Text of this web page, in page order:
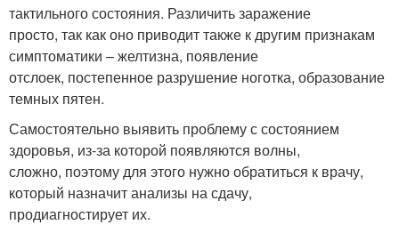
тактильного состояния. Различить заражение
просто, так как оно приводит также к другим признакам
симптоматики – желтизна, появление
отслоек, постепенное разрушение ноготка, образование
темных пятен.
Самостоятельно выявить проблему с состоянием
здоровья, из-за которой появляются волны,
сложно, поэтому для этого нужно обратиться к врачу,
который назначит анализы на сдачу,
продиагностирует их.